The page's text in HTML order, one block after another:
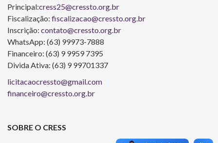
Principal:cress25@cressto.org.br
Fiscalização: fiscalizacao@cressto.org.br
Inscrição: contato@cressto.org.br
WhatsApp: (63) 99973-7888
Financeiro: (63) 9 9959 7395
Divida Ativa: (63) 9 99701337
licitacaocressto@gmail.com
financeiro@cressto.org.br
SOBRE O CRESS